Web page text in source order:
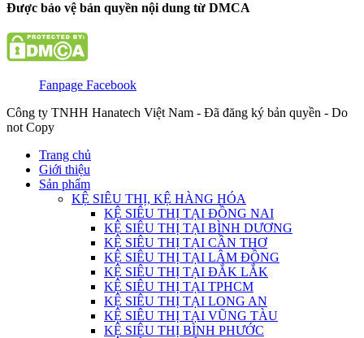
Được bảo vệ bản quyền nội dung từ DMCA
Fanpage Facebook
Công ty TNHH Hanatech Việt Nam - Đã đăng ký bản quyền - Do
not Copy
Trang chủ
Giới thiệu
Sản phẩm
KỆ SIÊU THỊ, KỆ HÀNG HÓA
KỆ SIÊU THỊ TẠI ĐỒNG NAI
KỆ SIÊU THỊ TẠI BÌNH DƯƠNG
KỆ SIÊU THỊ TẠI CẦN THƠ
KỆ SIÊU THỊ TẠI LÂM ĐỒNG
KỆ SIÊU THỊ TẠI ĐẮK LẮK
KỆ SIÊU THỊ TẠI TPHCM
KỆ SIÊU THỊ TẠI LONG AN
KỆ SIÊU THỊ TẠI VŨNG TÀU
KỆ SIÊU THỊ BÌNH PHƯỚC